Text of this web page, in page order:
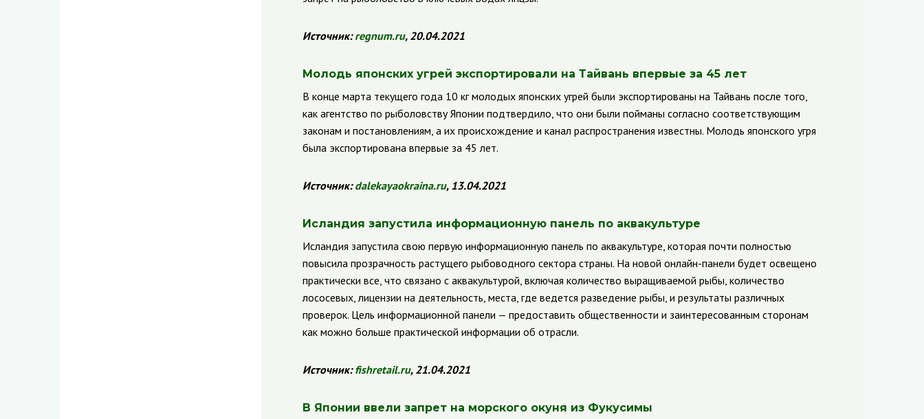
Источник:regnum.ru, 20.04.2021
Молодь японских угрей экспортировали на Тайвань впервые за 45 лет
В конце марта текущего года 10 кг молодых японских угрей были экспортированы на Тайвань после того,
как агентство по рыболовству Японии подтвердило, что они были пойманы согласно соответствующим
законам и постановлениям, а их происхождение и канал распространения известны. Молодь японского угря
была экспортирована впервые за 45 лет.
Источник:dalekayaokraina.ru, 13.04.2021
Исландия запустила информационную панель по аквакультуре
Исландия запустила свою первую информационную панель по аквакультуре, которая почти полностью
повысила прозрачность растущего рыбоводного сектора страны. На новой онлайн-панели будет освещено
практически все, что связано с аквакультурой, включая количество выращиваемой рыбы, количество
лососевых, лицензии на деятельность, места, где ведется разведение рыбы, и результаты различных
проверок. Цель информационной панели — предоставить общественности и заинтересованным сторонам
как можно больше практической информации об отрасли.
Источник:fishretail.ru, 21.04.2021
В Японии ввели запрет на морского окуня из Фукусимы